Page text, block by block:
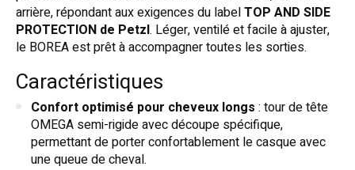
arrière, répondant aux exigences du labelTOP AND SIDE
PROTECTION de Petzl. Léger, ventilé et facile à ajuster,
le BOREA est prêt à accompagner toutes les sorties.
Caractéristiques
Confort optimisé pour cheveux longs : tour de tête
OMEGA semi-rigide avec découpe spécifique,
permettant de porter confortablement le casque avec
une queue de cheval.